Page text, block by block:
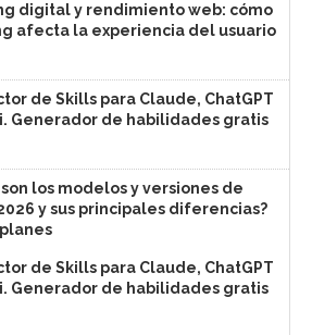
digital y rendimiento web: cómo
afecta la experiencia del usuario
de Skills para Claude, ChatGPT
Generador de habilidades gratis
los modelos y versiones de
y sus principales diferencias?
de Skills para Claude, ChatGPT
Generador de habilidades gratis